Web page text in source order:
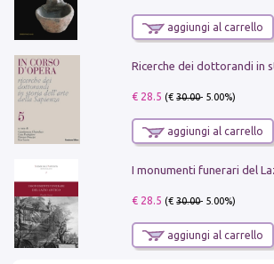
aggiungi al carrello
€ 28.5 (€30.00- 5.00%)
aggiungi al carrello
€ 28.5 (€30.00- 5.00%)
aggiungi al carrello